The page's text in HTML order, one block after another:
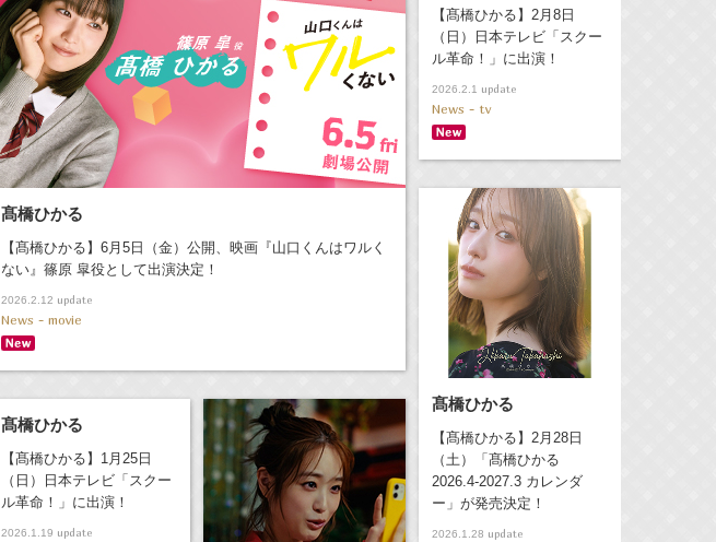
髙橋ひかる
【髙橋ひかる】6月5日（金）公開、映画『山口くんはワルく
ない』篠原 皐役として出演決定！
2026.2.12 update
News - movie
【髙橋ひかる】2月8日
（日）日本テレビ「スクー
ル革命！」に出演！
2026.2.1 update
News - tv
髙橋ひかる
【髙橋ひかる】2月28日
（土）「髙橋ひかる
2026.4-2027.3 カレンダ
ー」が発売決定！
2026.1.28 update
髙橋ひかる
【髙橋ひかる】1月25日
（日）日本テレビ「スクー
ル革命！」に出演！
2026.1.19 update